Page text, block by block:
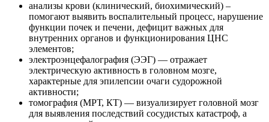
анализы крови (клинический, биохимический) –
помогают выявить воспалительный процесс, нарушение
функции почек и печени, дефицит важных для
внутренних органов и функционирования ЦНС
элементов;
электроэнцефалография (ЭЭГ) — отражает
электрическую активность в головном мозге,
характерные для эпилепсии очаги судорожной
активности;
томография (МРТ, КТ) — визуализирует головной мозг
для выявления последствий сосудистых катастроф, а